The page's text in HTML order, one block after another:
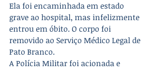
Ela foi encaminhada em estado
grave ao hospital, mas infelizmente
entrou em óbito. O corpo foi
removido ao Serviço Médico Legal de
Pato Branco.
A Polícia Militar foi acionada e